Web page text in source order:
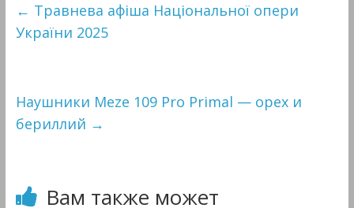
← Травнева афіша Національної опери
України 2025
Наушники Meze 109 Pro Primal — орех и
бериллий →
Вам также может